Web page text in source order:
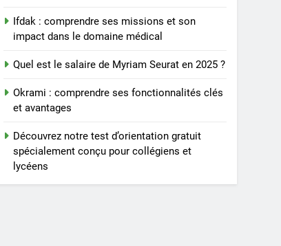
Ifdak : comprendre ses missions et son
impact dans le domaine médical
Quel est le salaire de Myriam Seurat en 2025 ?
Okrami : comprendre ses fonctionnalités clés
et avantages
Découvrez notre test d’orientation gratuit
spécialement conçu pour collégiens et
lycéens